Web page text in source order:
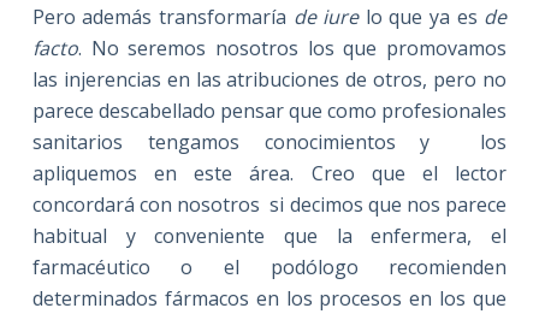
Pero además transformaría de iurelo que ya es de
facto. No seremos nosotros los que promovamos
las injerencias en las atribuciones de otros, pero no
parece descabellado pensar que como profesionales
sanitarios tengamos conocimientos y los
apliquemos en este área. Creo que el lector
concordará con nosotros si decimos que nos parece
habitual y conveniente que la enfermera, el
farmacéutico o el podólogo recomienden
determinados fármacos en los procesos en los que